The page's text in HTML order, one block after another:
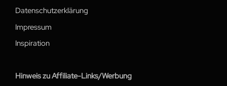
Datenschutzerklärung
Impressum
Inspiration
Hinweis zu Affiliate-Links/Werbung